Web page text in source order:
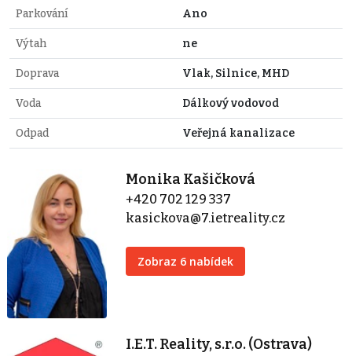
Parkování Ano
Výtah ne
Doprava Vlak, Silnice, MHD
Voda Dálkový vodovod
Odpad Veřejná kanalizace
Monika Kašičková
+420 702 129 337
kasickova@7.ietreality.cz
Zobraz 6 nabídek
I.E.T. Reality, s.r.o. (Ostrava)